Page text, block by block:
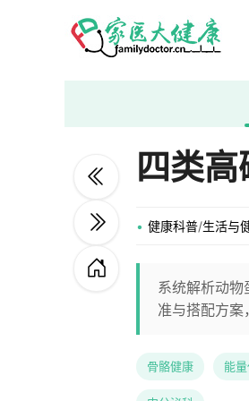
四类
健康科普/生活与
系统解析动
准与搭配方
骨骼健康 能